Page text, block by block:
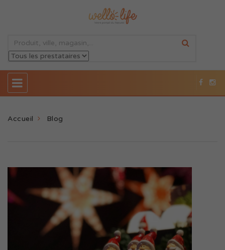
Accueil Blog